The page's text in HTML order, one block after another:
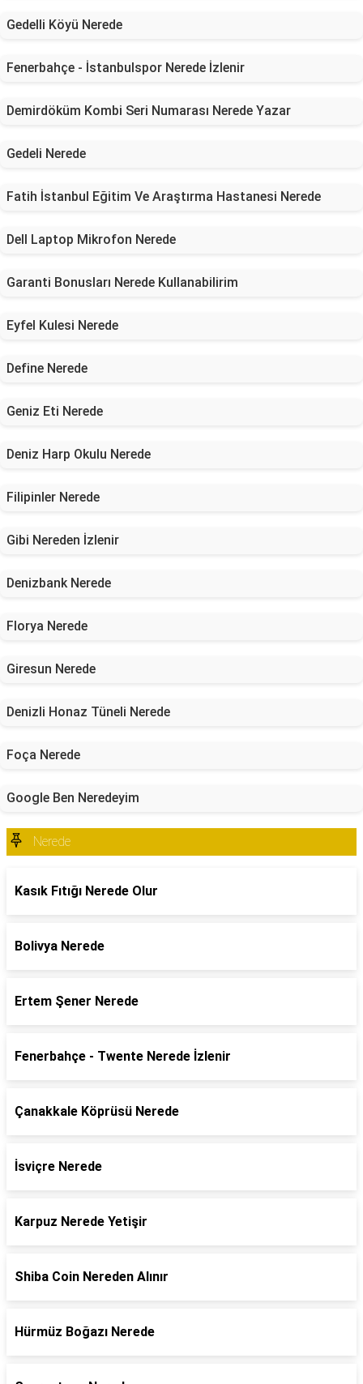
Gedelli Köyü Nerede
Fenerbahçe - İstanbulspor Nerede İzlenir
Demirdöküm Kombi Seri Numarası Nerede Yazar
Gedeli Nerede
Fatih İstanbul Eğitim Ve Araştırma Hastanesi Nerede
Dell Laptop Mikrofon Nerede
Garanti Bonusları Nerede Kullanabilirim
Eyfel Kulesi Nerede
Define Nerede
Geniz Eti Nerede
Deniz Harp Okulu Nerede
Filipinler Nerede
Gibi Nereden İzlenir
Denizbank Nerede
Florya Nerede
Giresun Nerede
Denizli Honaz Tüneli Nerede
Foça Nerede
Google Ben Neredeyim
Nerede
Kasık Fıtığı Nerede Olur
Bolivya Nerede
Ertem Şener Nerede
Fenerbahçe - Twente Nerede İzlenir
Çanakkale Köprüsü Nerede
İsviçre Nerede
Karpuz Nerede Yetişir
Shiba Coin Nereden Alınır
Hürmüz Boğazı Nerede